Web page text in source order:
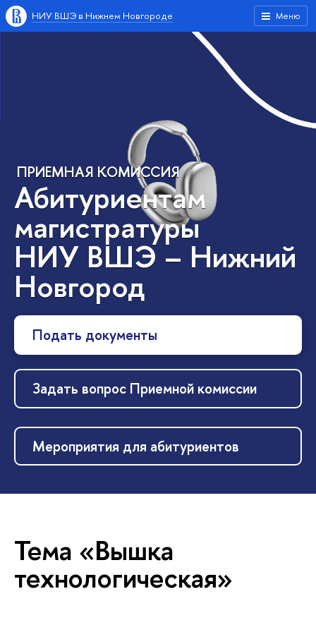
Меню
НИУ ВШЭ в Нижнем Новгороде
ПРИЕМНАЯ КОМИССИЯ
Абитуриентам
магистратуры
НИУ ВШЭ – Нижний
Новгород
Подать документы
Задать вопрос Приемной комиссии
Мероприятия для абитуриентов
Тема «Вышка
технологическая»